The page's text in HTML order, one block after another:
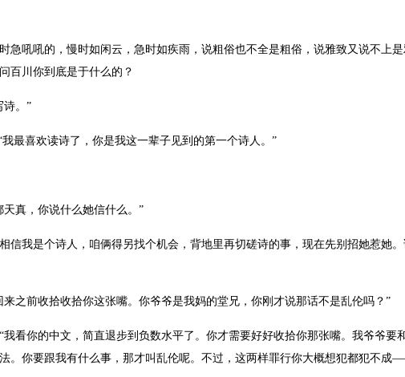
吼吼的，慢时如闲云，急时如疾雨，说粗俗也不全是粗俗，说雅致又说不上是
百川你到底是于什么的？
。”
喜欢读诗了，你是我这一辈子见到的第一个诗人。”
真，你说什么她信什么。”
我是个诗人，咱俩得另找个机会，背地里再切磋诗的事，现在先别招她惹她。
前收拾收拾你这张嘴。你爷爷是我妈的堂兄，你刚才说那话不是乱伦吗？”
你的中文，简直退步到负数水平了。你才需要好好收拾你那张嘴。我爷爷要
。你要跟我有什么事，那才叫乱伦呢。不过，这两样罪行你大概想犯都犯不